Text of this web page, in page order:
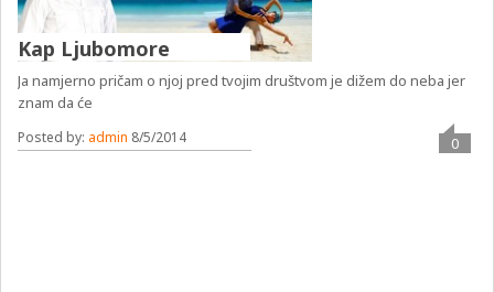
Kap Ljubomore
Ja namjerno pričam o njoj pred tvojim društvom je dižem do neba jer
znam da će
Posted by: admin 8/5/2014 0